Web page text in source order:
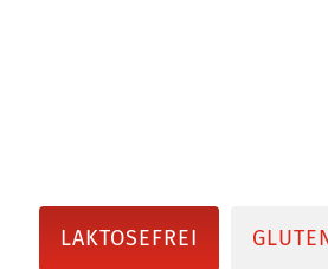
LAKTOSEFREI